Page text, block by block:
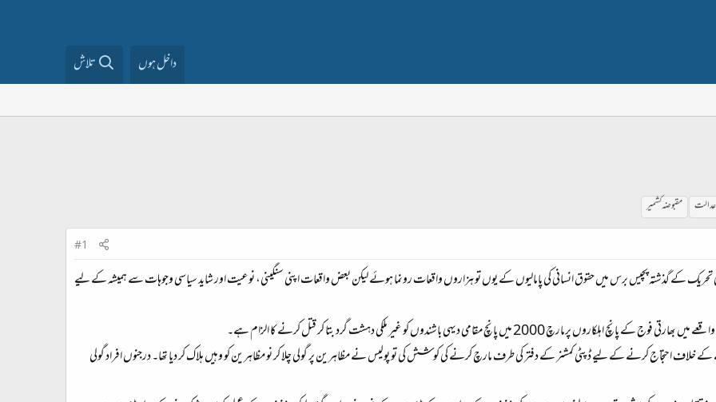
داخل ہوں تلاش
مقبوضہ کشمیر
#1
تحریک کے گذشتہ پچیس برس میں حقوق انسانی کی پامالیوں کے یوں تو ہزاروں واقعات رونما ہوئے لیکن بعض واقعات اپنی سنگینی، نوعیت اور شاید سیاسی وجوہات سے ہمیشہ کے لیے
2000 میں پانچ مقامی دیہی باشندوں کو غیر ملکی دہشت گرد بتا کر قتل کرنے کا الزام ہے۔
احتجاج کرنے کے لیے ڈپٹی کمشنر کے دفتر کی طرف مارچ کرنے کی کوشش کی تو پولیس نے مظاہرین پر گولی چلا کر نو مظاہرین کو وہیں ہلاک کر دیا تھا۔ درجنوں افراد گولی